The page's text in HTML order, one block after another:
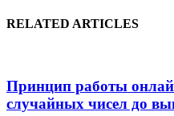
RELATED ARTICLES
Принцип работы
случайных чисел до